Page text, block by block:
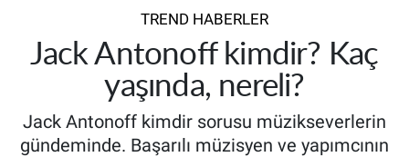
TREND HABERLER
Jack Antonoff kimdir? Kaç
yaşında, nereli?
Jack Antonoff kimdir sorusu müzikseverlerin
gündeminde. Başarılı müzisyen ve yapımcının
Resmi Reklam
Yazarlar
Perde Arkası
Süper Lig Puan Durumu ve Fikstür
Tüm Manşetler
Son Dakika Haberleri